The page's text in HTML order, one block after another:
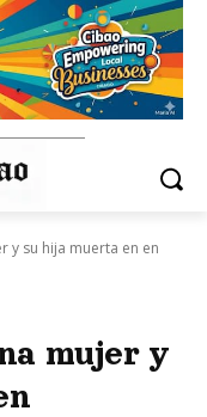
y su hija muerta en en
mujer y